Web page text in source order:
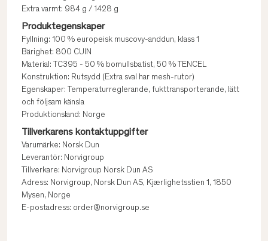
Extra varmt: 984 g / 1428 g
Produktegenskaper
Fyllning: 100 % europeisk muscovy-anddun, klass 1
Bärighet: 800 CUIN
Material: TC395 - 50 % bomullsbatist, 50 % TENCEL
Konstruktion: Rutsydd (Extra sval har mesh-rutor)
Egenskaper: Temperaturreglerande, fukttransporterande, lätt
och följsam känsla
Produktionsland: Norge
Tillverkarens kontaktuppgifter
Varumärke: Norsk Dun
Leverantör: Norvigroup
Tillverkare: Norvigroup Norsk Dun AS
Adress: Norvigroup, Norsk Dun AS, Kjærlighetsstien 1, 1850
Mysen, Norge
E-postadress: order@norvigroup.se